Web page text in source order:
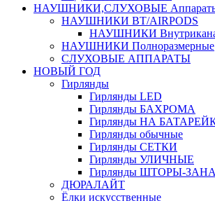
НАУШНИКИ,СЛУХОВЫЕ
НАУШНИКИ BT/AIRPODS
НАУШНИКИ
НАУШНИКИ Полноразмерные
СЛУХОВЫЕ АППАРАТЫ
НОВЫЙ ГОД
Гирлянды
Гирлянды LED
Гирлянды БАХРОМА
Гирлянды НА
Гирлянды обычные
Гирлянды СЕТКИ
Гирлянды УЛИЧНЫЕ
Гирлянды ШТОРЫ-
ДЮРАЛАЙТ
Ёлки искусственные